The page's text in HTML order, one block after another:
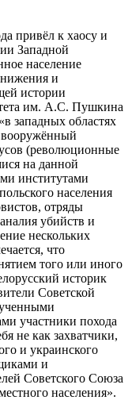
привёл к хаосу и
Западной
население
и
истории
им. А.С. Пушкина
западных областях
вооружённый
(революционные
на данной
институтами
населения
отряды
убийств и
нескольких
что
того или иного
историк
Советской
участники похода
не как захватчики,
и украинского
и
Советского Союза
населения».